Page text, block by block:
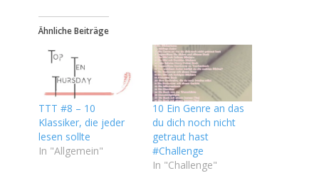
Ähnliche Beiträge
TTT #8 – 10
Klassiker, die jeder
lesen sollte
In "Allgemein"
10 Ein Genre an das
du dich noch nicht
getraut hast
#Challenge
In "Challenge"